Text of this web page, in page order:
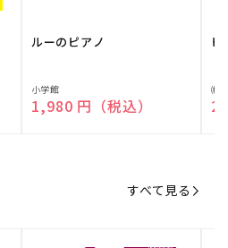
ルーのピアノ
販
売
小学館
通常価格
1,980 円（税込）
ピ
販
売
㈱
すべて見る